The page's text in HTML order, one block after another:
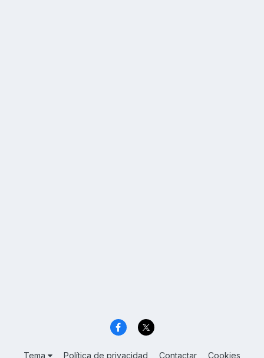
Tema Política de privacidad Contactar Cookies